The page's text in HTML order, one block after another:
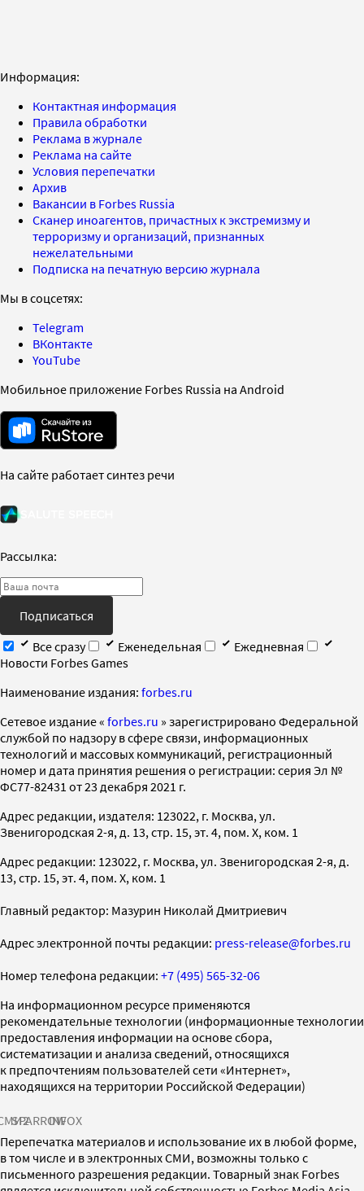
Информация:
Контактная информация
Правила обработки
Реклама в журнале
Реклама на сайте
Условия перепечатки
Архив
Вакансии в Forbes Russia
Сканер иноагентов, причастных к экстремизму и
терроризму и организаций, признанных
нежелательными
Подписка на печатную версию журнала
Мы в соцсетях:
Telegram
ВКонтакте
YouTube
Мобильное приложение Forbes Russia на Android
На сайте работает синтез речи
Рассылка:
Подписаться
Все сразу
Еженедельная
Ежедневная
Новости Forbes Games
Наименование издания: forbes.ru
Cетевое издание « forbes.ru » зарегистрировано Федеральной
службой по надзору в сфере связи, информационных
технологий и массовых коммуникаций, регистрационный
номер и дата принятия решения о регистрации: серия Эл №
ФС77-82431 от 23 декабря 2021 г.
Адрес редакции, издателя: 123022, г. Москва, ул.
Звенигородская 2-я, д. 13, стр. 15, эт. 4, пом. X, ком. 1
Адрес редакции: 123022, г. Москва, ул. Звенигородская 2-я, д.
13, стр. 15, эт. 4, пом. X, ком. 1
Главный редактор: Мазурин Николай Дмитриевич
Адрес электронной почты редакции: press-release@forbes.ru
Номер телефона редакции: +7 (495) 565-32-06
На информационном ресурсе применяются
рекомендательные технологии (информационные технологии
предоставления информации на основе сбора,
систематизации и анализа сведений, относящихся
к предпочтениям пользователей сети «Интернет»,
находящихся на территории Российской Федерации)
SPARROWINFOX
Перепечатка материалов и использование их в любой форме,
в том числе и в электронных СМИ, возможны только с
письменного разрешения редакции. Товарный знак Forbes